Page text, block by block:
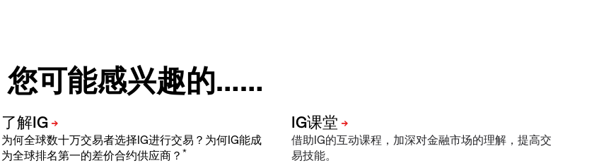
您可能感兴趣的……
为何全球数十万交易者选择IG进行交易？为何IG能成
为全球排名第一的差价合约供应商？ *
借助IG的互动课程，加深对金融市场的理解，提高交
易技能。